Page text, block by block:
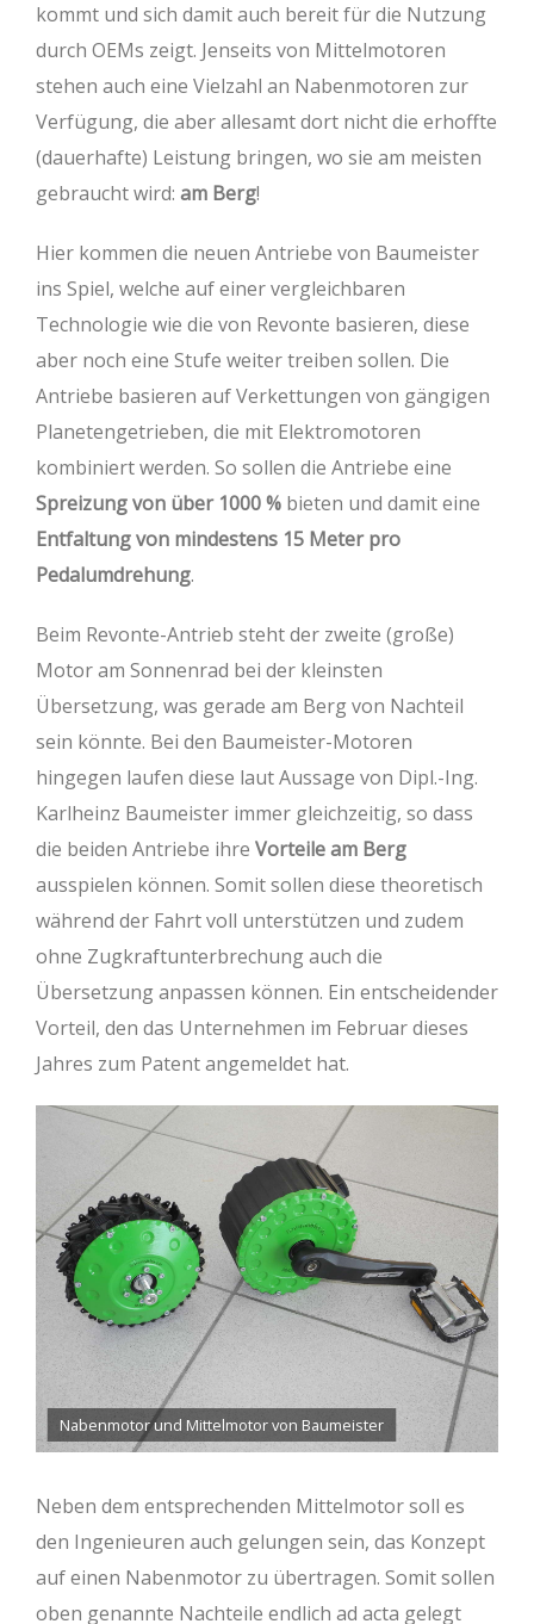
kommt und sich damit auch bereit für die Nutzung
durch OEMs zeigt. Jenseits von Mittelmotoren
stehen auch eine Vielzahl an Nabenmotoren zur
Verfügung, die aber allesamt dort nicht die erhoffte
(dauerhafte) Leistung bringen, wo sie am meisten
gebraucht wird: am Berg!
Hier kommen die neuen Antriebe von Baumeister
ins Spiel, welche auf einer vergleichbaren
Technologie wie die von Revonte basieren, diese
aber noch eine Stufe weiter treiben sollen. Die
Antriebe basieren auf Verkettungen von gängigen
Planetengetrieben, die mit Elektromotoren
kombiniert werden. So sollen die Antriebe eine
Spreizung von über 1000 % bieten und damit eine
Entfaltung von mindestens 15 Meter pro
Pedalumdrehung.
Beim Revonte-Antrieb steht der zweite (große)
Motor am Sonnenrad bei der kleinsten
Übersetzung, was gerade am Berg von Nachteil
sein könnte. Bei den Baumeister-Motoren
hingegen laufen diese laut Aussage von Dipl.-Ing.
Karlheinz Baumeister immer gleichzeitig, so dass
die beiden Antriebe ihre Vorteile am Berg
ausspielen können. Somit sollen diese theoretisch
während der Fahrt voll unterstützen und zudem
ohne Zugkraftunterbrechung auch die
Übersetzung anpassen können. Ein entscheidender
Vorteil, den das Unternehmen im Februar dieses
Jahres zum Patent angemeldet hat.
Nabenmotor und Mittelmotor von Baumeister
Neben dem entsprechenden Mittelmotor soll es
den Ingenieuren auch gelungen sein, das Konzept
auf einen Nabenmotor zu übertragen. Somit sollen
oben genannte Nachteile endlich ad acta gelegt